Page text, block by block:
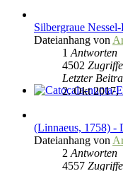
Silbergraue
Dateianhang von
1 Antworten
4502 Zugriffe
Letzter
2. Okt 2017,
(Linnaeus, 1758) -
Dateianhang von
2 Antworten
4557 Zugriffe